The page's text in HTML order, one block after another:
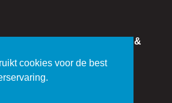
cookies voor de best
KUNT U VEILIG WINKELEN &